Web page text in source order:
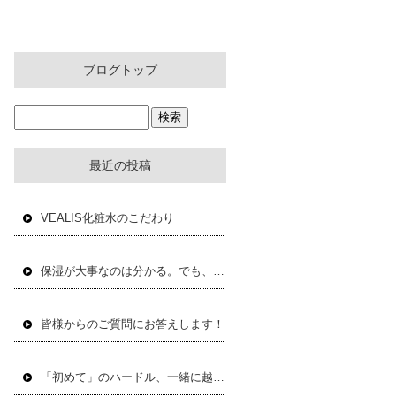
ブログトップ
最近の投稿
VEALIS化粧水のこだわり
保湿が大事なのは分かる。でも、何を使えばいいか分からない。
皆様からのご質問にお答えします！
「初めて」のハードル、一緒に越えませんか？